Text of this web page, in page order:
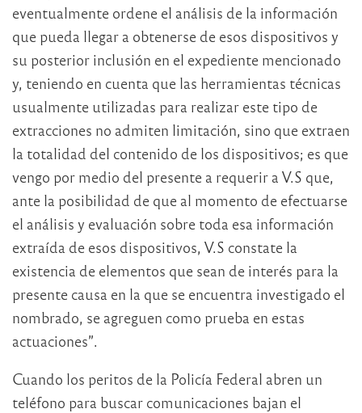
eventualmente ordene el análisis de la información
que pueda llegar a obtenerse de esos dispositivos y
su posterior inclusión en el expediente mencionado
y, teniendo en cuenta que las herramientas técnicas
usualmente utilizadas para realizar este tipo de
extracciones no admiten limitación, sino que extraen
la totalidad del contenido de los dispositivos; es que
vengo por medio del presente a requerir a V.S que,
ante la posibilidad de que al momento de efectuarse
el análisis y evaluación sobre toda esa información
extraída de esos dispositivos, V.S constate la
existencia de elementos que sean de interés para la
presente causa en la que se encuentra investigado el
nombrado, se agreguen como prueba en estas
actuaciones”.
Cuando los peritos de la Policía Federal abren un
teléfono para buscar comunicaciones bajan el